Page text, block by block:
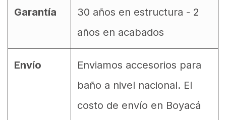
Garantía
30 años en estructura - 2
años en acabados
Envío
Enviamos accesorios para
baño a nivel nacional. El
costo de envío en Boyacá